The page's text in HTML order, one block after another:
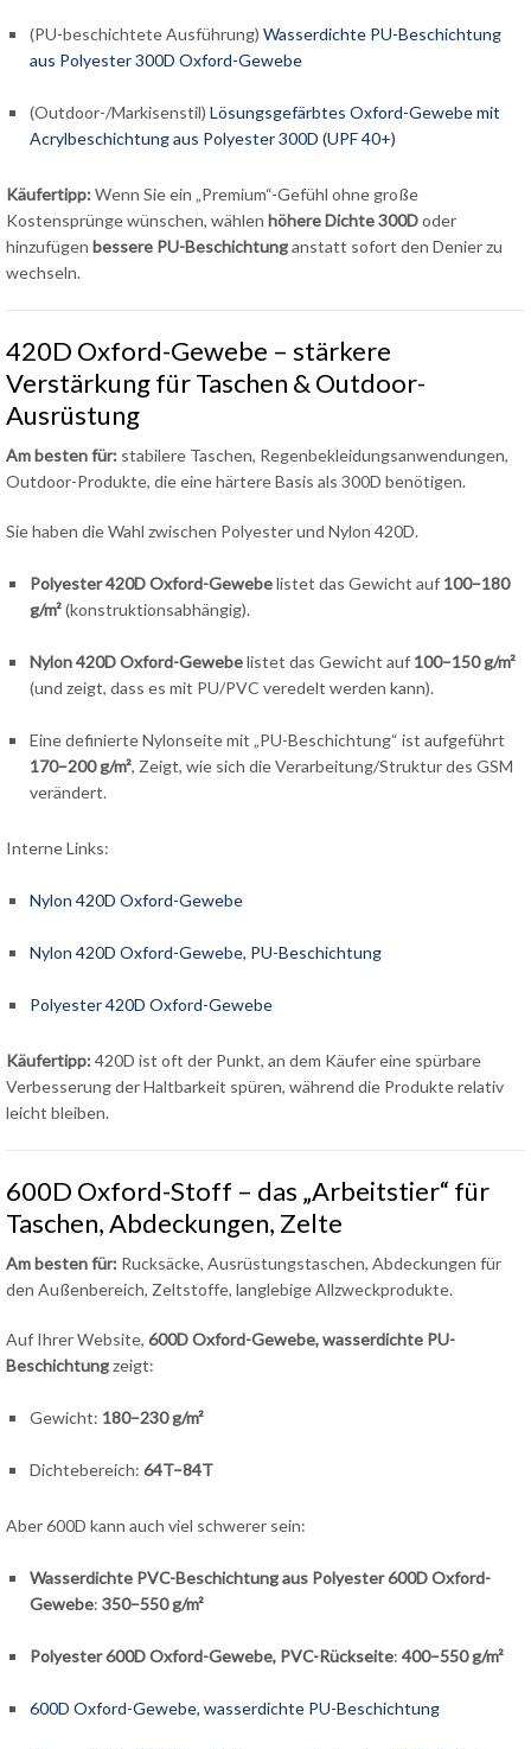
(PU-beschichtete Ausführung) Wasserdichte PU-Beschichtung
aus Polyester 300D Oxford-Gewebe
(Outdoor-/Markisenstil) Lösungsgefärbtes Oxford-Gewebe mit
Acrylbeschichtung aus Polyester 300D (UPF 40+)
Käufertipp:Wenn Sie ein „Premium“-Gefühl ohne große
Kostensprünge wünschen, wählen höhere Dichte 300Doder
hinzufügen bessere PU-Beschichtunganstatt sofort den Denier zu
wechseln.
420D Oxford-Gewebe – stärkere
Verstärkung für Taschen & Outdoor-
Ausrüstung
Am besten für: stabilere Taschen, Regenbekleidungsanwendungen,
Outdoor-Produkte, die eine härtere Basis als 300D benötigen.
Sie haben die Wahl zwischen Polyester und Nylon 420D.
Polyester 420D Oxford-Gewebelistet das Gewicht auf 100–180
g/m²(konstruktionsabhängig).
Nylon 420D Oxford-Gewebelistet das Gewicht auf 100–150 g/m²
(und zeigt, dass es mit PU/PVC veredelt werden kann).
Eine definierte Nylonseite mit „PU-Beschichtung“ ist aufgeführt
170–200 g/m², Zeigt, wie sich die Verarbeitung/Struktur des GSM
verändert.
Interne Links:
Nylon 420D Oxford-Gewebe
Nylon 420D Oxford-Gewebe, PU-Beschichtung
Polyester 420D Oxford-Gewebe
Käufertipp:420D ist oft der Punkt, an dem Käufer eine spürbare
Verbesserung der Haltbarkeit spüren, während die Produkte relativ
leicht bleiben.
600D Oxford-Stoff – das „Arbeitstier“ für
Taschen, Abdeckungen, Zelte
Am besten für: Rucksäcke, Ausrüstungstaschen, Abdeckungen für
den Außenbereich, Zeltstoffe, langlebige Allzweckprodukte.
Auf Ihrer Website, 600D Oxford-Gewebe, wasserdichte PU-
Beschichtungzeigt:
Gewicht: 180–230 g/m²
Dichtebereich: 64T–84T
Aber 600D kann auch viel schwerer sein:
Wasserdichte PVC-Beschichtung aus Polyester 600D Oxford-
Gewebe: 350–550 g/m²
Polyester 600D Oxford-Gewebe, PVC-Rückseite: 400–550 g/m²
600D Oxford-Gewebe, wasserdichte PU-Beschichtung